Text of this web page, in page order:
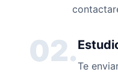
02.Te